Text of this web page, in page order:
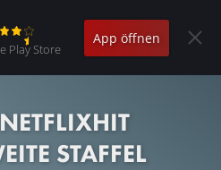
Play Store
App öffnen
STAFFEL